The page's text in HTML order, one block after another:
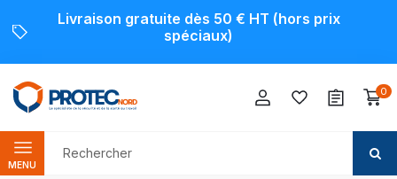
Livraison gratuite dès 50 € HT (hors prix
spéciaux)
0
MENU